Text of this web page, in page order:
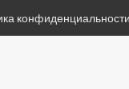
конфиденциальности